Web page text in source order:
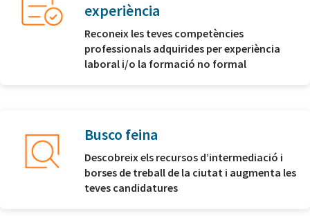
experiència
Reconeix les teves competències
professionals adquirides per experiència
laboral i/o la formació no formal
Busco feina
Descobreix els recursos d’intermediació i
borses de treball de la ciutat i augmenta les
teves candidatures